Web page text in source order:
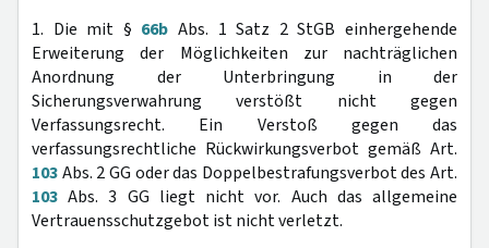
1. Die mit § 66b Abs. 1 Satz 2 StGB einhergehende
Erweiterung der Möglichkeiten zur nachträglichen
Anordnung der Unterbringung in der
Sicherungsverwahrung verstößt nicht gegen
Verfassungsrecht. Ein Verstoß gegen das
verfassungsrechtliche Rückwirkungsverbot gemäß Art.
103Abs. 2 GG oder das Doppelbestrafungsverbot des Art.
103 Abs. 3 GG liegt nicht vor. Auch das allgemeine
Vertrauensschutzgebot ist nicht verletzt.